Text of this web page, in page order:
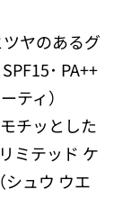
ヤのあるグ
･ PA++
ティ）
チッとした
ミテッド ケ
シュウ ウエ